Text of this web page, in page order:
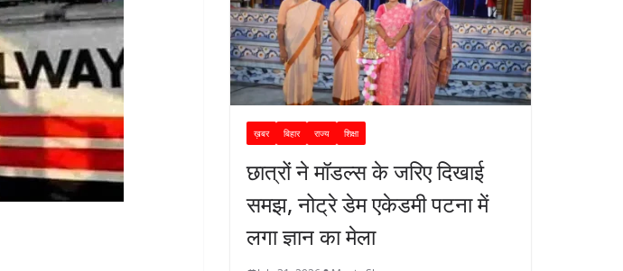
ख़बर बिहार राज्य शिक्षा
छात्रों ने मॉडल्स के जरिए दिखाई
समझ, नोट्रे डेम एकेडमी पटना में
लगा ज्ञान का मेला